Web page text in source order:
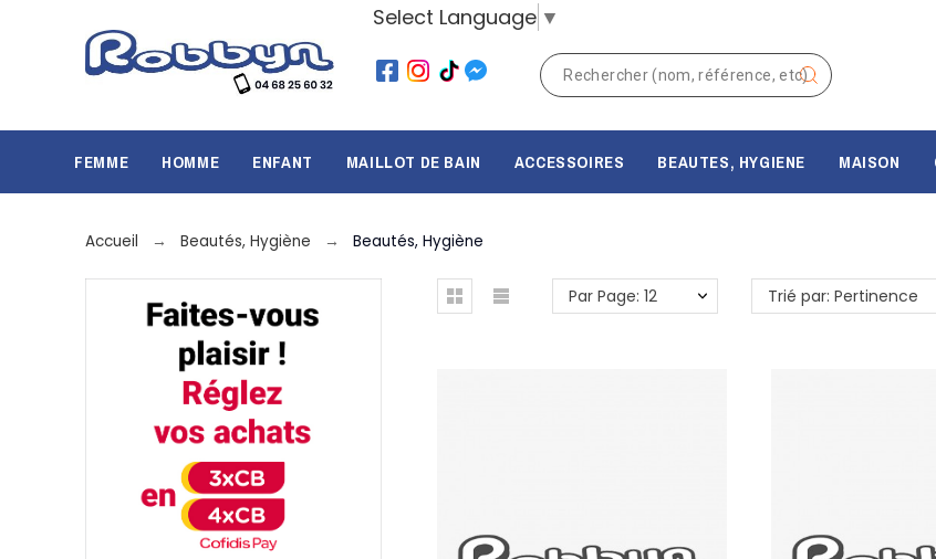
Select Language ▼
FEMME HOMME ENFANT MAILLOT DE BAIN ACCESSOIRES BEAUTES, HYGIENE MAISON
Accueil Beautés, Hygiène Beautés, Hygiène
Par Page: 12 Trié par: Pertinence